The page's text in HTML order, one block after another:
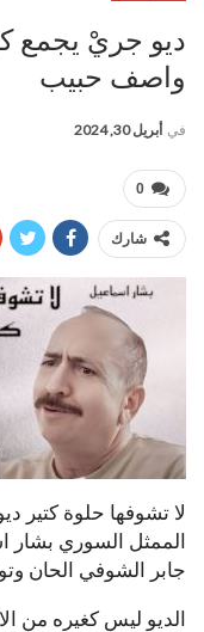
ديو جريْ يجمع
واصف حبيب
في أبريل 30, 2024
0
شارك
لا تشوفها حلوة كتير
الممثل السوري
جابر الشوفي الحان
الديو ليس كغيره من